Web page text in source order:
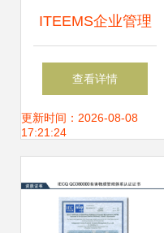
ITEEMS企业管理
咨询公司标志设计
品牌价值的视觉升
查看详情
更新时间：2026-08-08
17:21:24